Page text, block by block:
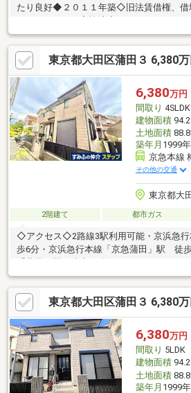
たり良好◆２０１１年築◇旧法賃借権、借
仕様となっております◆全居室収納あり
東京都大田区蒲田３ 6,380
6,380万円
間取り 4SLDK
建物面積
土地面積
築年月 1999
京急本線
その他の交通
東京都大
2階建て 都市ガス
◇アクセス◇2路線3駅利用可能・京浜急
歩6分・京浜急行本線「京急蒲田」駅 徒
年11月実施・トイレ交換・給湯器交換
築 ・木造2階建 ・LD床暖房付き ・４
き＊再建築不可。ただし43条但書の許可を
可能です。◇life Information◇・まいば
約230ｍ 徒歩3分・ローソン東蒲田二丁
分・オーケー 梅屋敷店 約650ｍ 徒歩9
校 約350m 徒歩5分
東京都大田区蒲田３ 6,380
6,380万円
間取り 5LDK
建物面積
土地面積
築年月 1999